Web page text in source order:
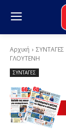
Αρχική ΣΥΝΤΑΓΕΣ
ΓΛΟΥΤΕΝΗ
ΣΥΝΤΑΓΕΣ